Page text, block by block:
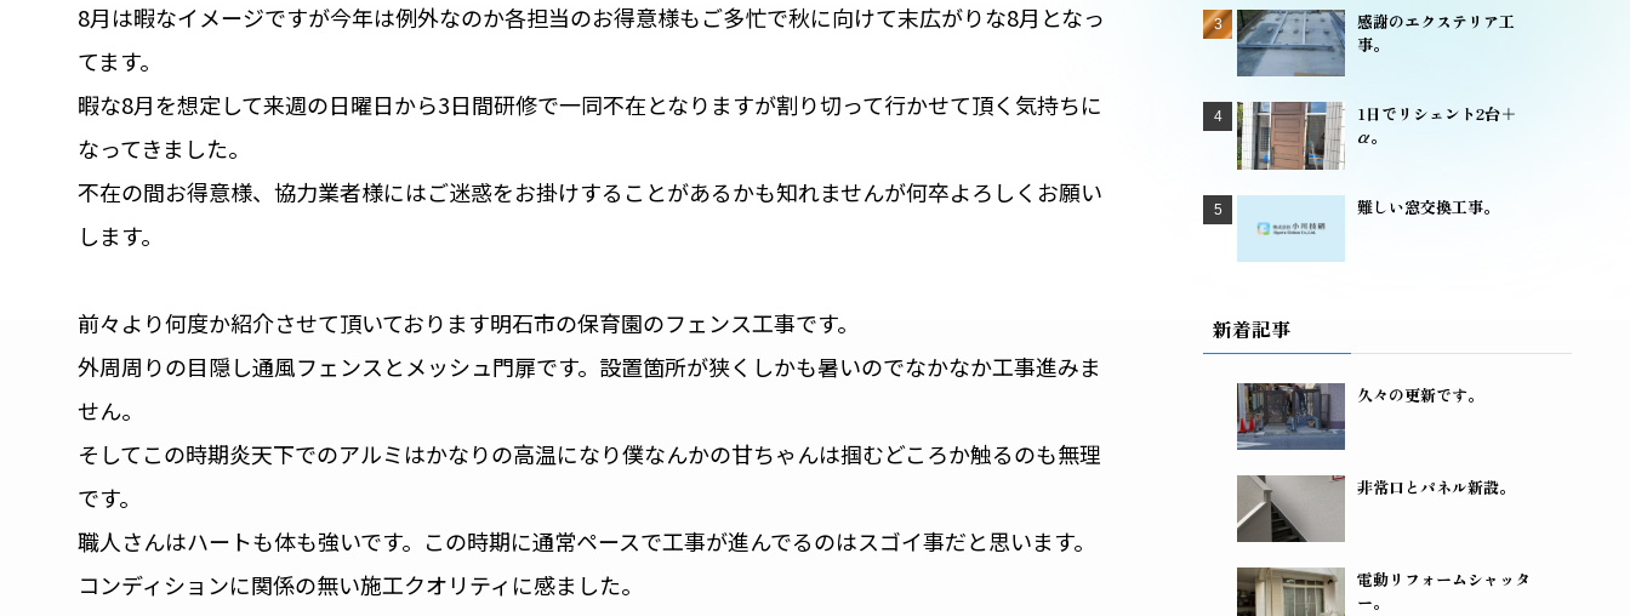
8月は暇なイメージですが今年は例外なのか各担当のお得意様もご多忙で秋に向けて末広がりな8月となっ
てます。
暇な8月を想定して来週の日曜日から3日間研修で一同不在となりますが割り切って行かせて頂く気持ちに
なってきました。
不在の間お得意様、協力業者様にはご迷惑をお掛けすることがあるかも知れませんが何卒よろしくお願い
します。
前々より何度か紹介させて頂いております明石市の保育園のフェンス工事です。
外周周りの目隠し通風フェンスとメッシュ門扉です。設置箇所が狭くしかも暑いのでなかなか工事進みま
せん。
そしてこの時期炎天下でのアルミはかなりの高温になり僕なんかの甘ちゃんは掴むどころか触るのも無理
です。
職人さんはハートも体も強いです。この時期に通常ペースで工事が進んでるのはスゴイ事だと思います。
コンディションに関係の無い施工クオリティに感ました。
感謝のエクステリア工
事。
1日でリシェント2台＋
α。
難しい窓交換工事。
新着記事
久々の更新です。
非常口とパネル新設。
電動リフォームシャッタ
ー。